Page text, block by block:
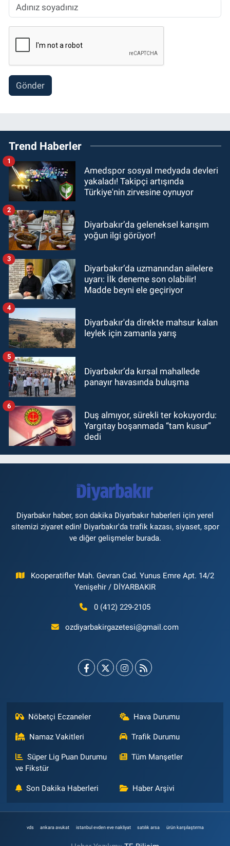
Gönder
Trend Haberler
Amedspor sosyal medyada devleri
yakaladı! Takipçi artışında
Türkiye'nin zirvesine oynuyor
1
Diyarbakır’da geleneksel karışım
yoğun ilgi görüyor!
2
Diyarbakır’da uzmanından ailelere
uyarı: İlk deneme son olabilir!
Madde beyni ele geçiriyor
3
Diyarbakır'da direkte mahsur kalan
leylek için zamanla yarış
4
Diyarbakır’da kırsal mahallede
panayır havasında buluşma
5
Duş almıyor, sürekli ter kokuyordu:
Yargıtay boşanmada “tam kusur”
dedi
6
Diyarbakır haber, son dakika Diyarbakır haberleri için yerel
sitemizi ziyaret edin! Diyarbakır'da trafik kazası, siyaset, spor
ve diğer gelişmeler burada.
Kooperatifler Mah. Gevran Cad. Yunus Emre Apt. 14/2
Yenişehir / DİYARBAKIR
0 (412) 229-2105
ozdiyarbakirgazetesi@gmail.com
Nöbetçi Eczaneler Hava Durumu
Namaz Vakitleri Trafik Durumu
Süper Lig Puan Durumu
ve Fikstür
Tüm Manşetler
Son Dakika Haberleri Haber Arşivi
vds ankara avukat istanbul evden eve nakliyat satılık arsa ürün karşılaştırma